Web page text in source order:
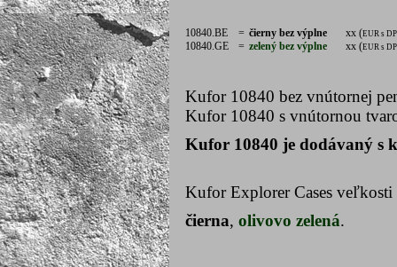
10840.BE = čierny bez výplne xx (EUR s
10840.GE = zelený bez výplne xx (EUR s
Kufor 10840 bez vnútornej
Kufor 10840 s vnútornou
Kufor 10840 je dodávaný s
Kufor Explorer Cases
čierna, olivovo zelená.